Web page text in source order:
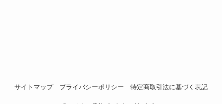
サイトマップ プライバシーポリシー 特定商取引法に基づく表記